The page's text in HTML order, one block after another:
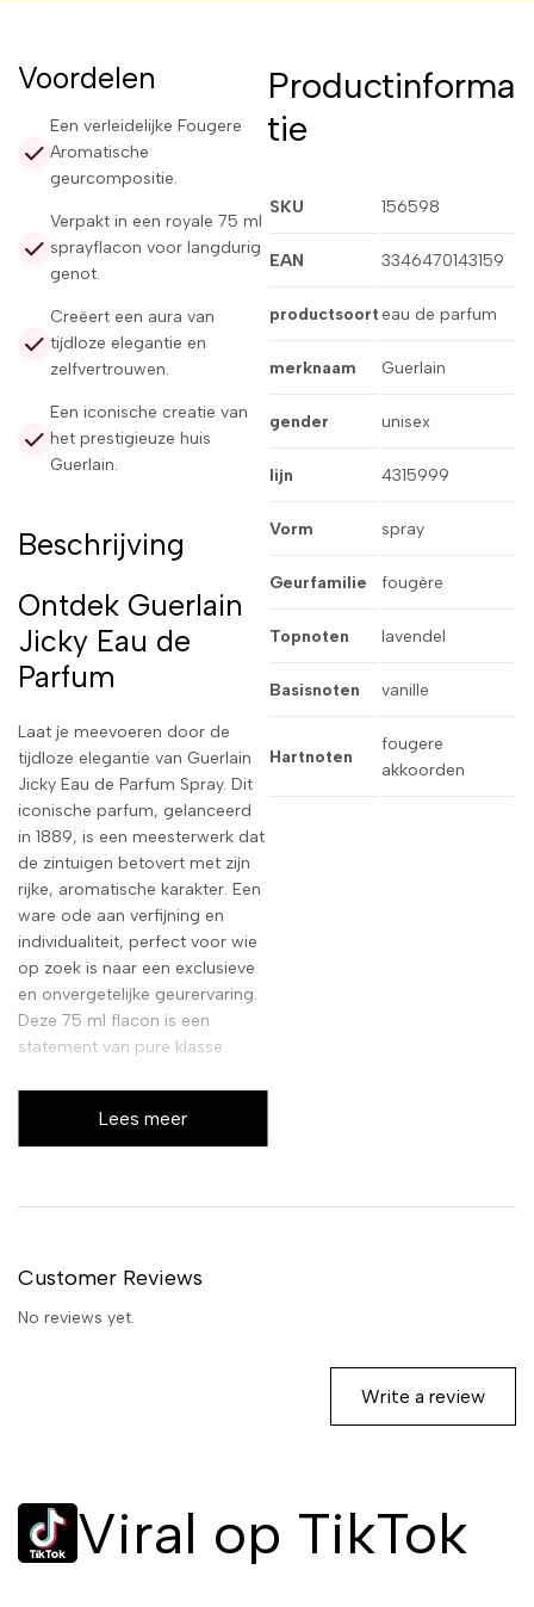
Voordelen
Een verleidelijke Fougere
Aromatische
geurcompositie.
Verpakt in een royale 75 ml
sprayflacon voor langdurig
genot.
Creëert een aura van
tijdloze elegantie en
zelfvertrouwen.
Een iconische creatie van
het prestigieuze huis
Guerlain.
Beschrijving
Ontdek Guerlain
Jicky Eau de
Parfum
Laat je meevoeren door de
tijdloze elegantie van Guerlain
Jicky Eau de Parfum Spray. Dit
iconische parfum, gelanceerd
in 1889, is een meesterwerk dat
de zintuigen betovert met zijn
rijke, aromatische karakter. Een
ware ode aan verfijning en
individualiteit, perfect voor wie
op zoek is naar een exclusieve
en onvergetelijke geurervaring.
Deze 75 ml flacon is een
statement van pure klasse.
De unieke
voordelen van
verfijnde
geurcompositie
basis wordt gevormd door rijke
houtachtige en amberkleurige
noten, wat zorgt voor een
Lees meer
Productinforma
tie
SKU 156598
EAN 3346470143159
productsoort eau de parfum
merknaam Guerlain
gender unisex
lijn 4315999
Vorm spray
Geurfamilie fougère
Topnoten lavendel
Basisnoten vanille
Hartnoten
fougere
akkoorden
Customer Reviews
No reviews yet.
Write a review
Viral op TikTok